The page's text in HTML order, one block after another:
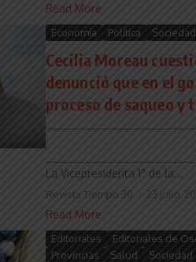
Read More
Economía Política Sociedad
Cecilia Moreau
denunció que en el
proceso de saqueo
La Vicepresidenta 1° de la...
Revista Tiempo 30 23 julio,
Read More
Editoriales
Editoriales de
Provincias
Salud Sociedad